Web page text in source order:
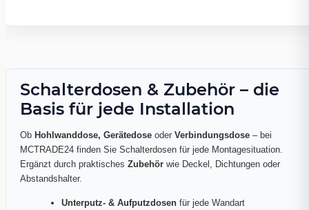
Schalterdosen & Zubehör – die
Basis für jede Installation
Ob Hohlwanddose, Gerätedose oder Verbindungsdose – bei
MCTRADE24 finden Sie Schalterdosen für jede Montagesituation.
Ergänzt durch praktisches Zubehör wie Deckel, Dichtungen oder
Abstandshalter.
Unterputz- & Aufputzdosen für jede Wandart